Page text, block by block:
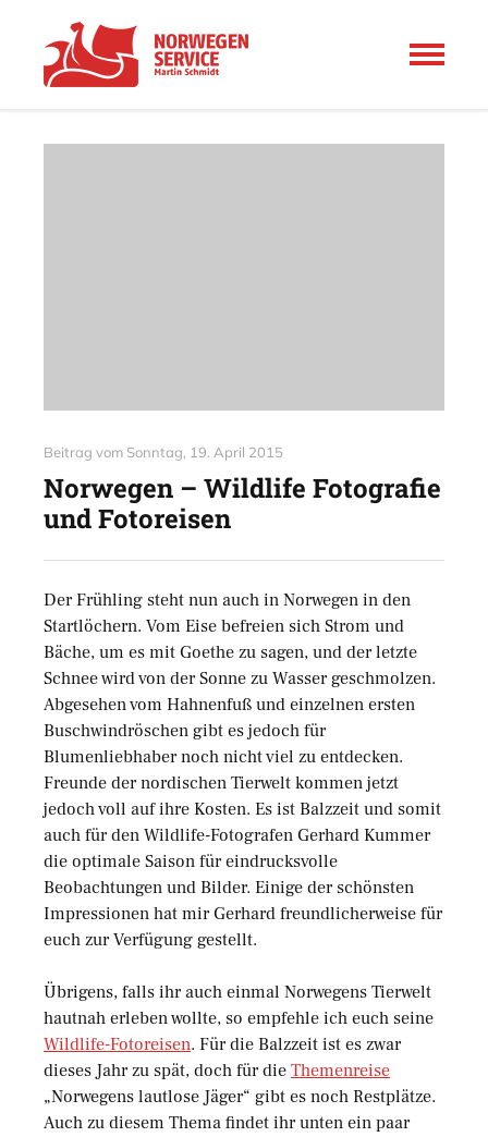
Beitrag vom Sonntag, 19. April 2015
Norwegen – Wildlife Fotografie
und Fotoreisen
Der Frühling steht nun auch in Norwegen in den
Startlöchern. Vom Eise befreien sich Strom und
Bäche, um es mit Goethe zu sagen, und der letzte
Schnee wird von der Sonne zu Wasser geschmolzen.
Abgesehen vom Hahnenfuß und einzelnen ersten
Buschwindröschen gibt es jedoch für
Blumenliebhaber noch nicht viel zu entdecken.
Freunde der nordischen Tierwelt kommen jetzt
jedoch voll auf ihre Kosten. Es ist Balzzeit und somit
auch für den Wildlife-Fotografen Gerhard Kummer
die optimale Saison für eindrucksvolle
Beobachtungen und Bilder. Einige der schönsten
Impressionen hat mir Gerhard freundlicherweise für
euch zur Verfügung gestellt.
Übrigens, falls ihr auch einmal Norwegens Tierwelt
hautnah erleben wollte, so empfehle ich euch seine
Wildlife-Fotoreisen. Für die Balzzeit ist es zwar
dieses Jahr zu spät, doch für die Themenreise
„Norwegens lautlose Jäger“ gibt es noch Restplätze.
Auch zu diesem Thema findet ihr unten ein paar